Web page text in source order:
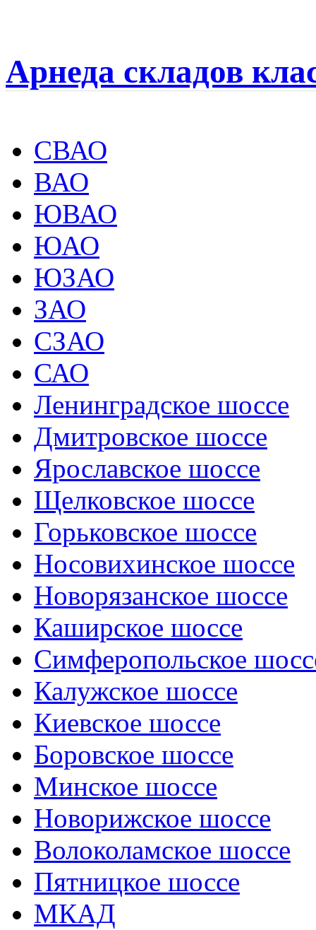
Арнеда складов
СВАО
ВАО
ЮВАО
ЮАО
ЮЗАО
ЗАО
СЗАО
САО
Ленинградское шоссе
Дмитровское шоссе
Ярославское шоссе
Щелковское шоссе
Горьковское шоссе
Носовихинское шоссе
Новорязанское шоссе
Каширское шоссе
Симферопольское
Калужское шоссе
Киевское шоссе
Боровское шоссе
Минское шоссе
Новорижское шоссе
Волоколамское шоссе
Пятницкое шоссе
МКАД